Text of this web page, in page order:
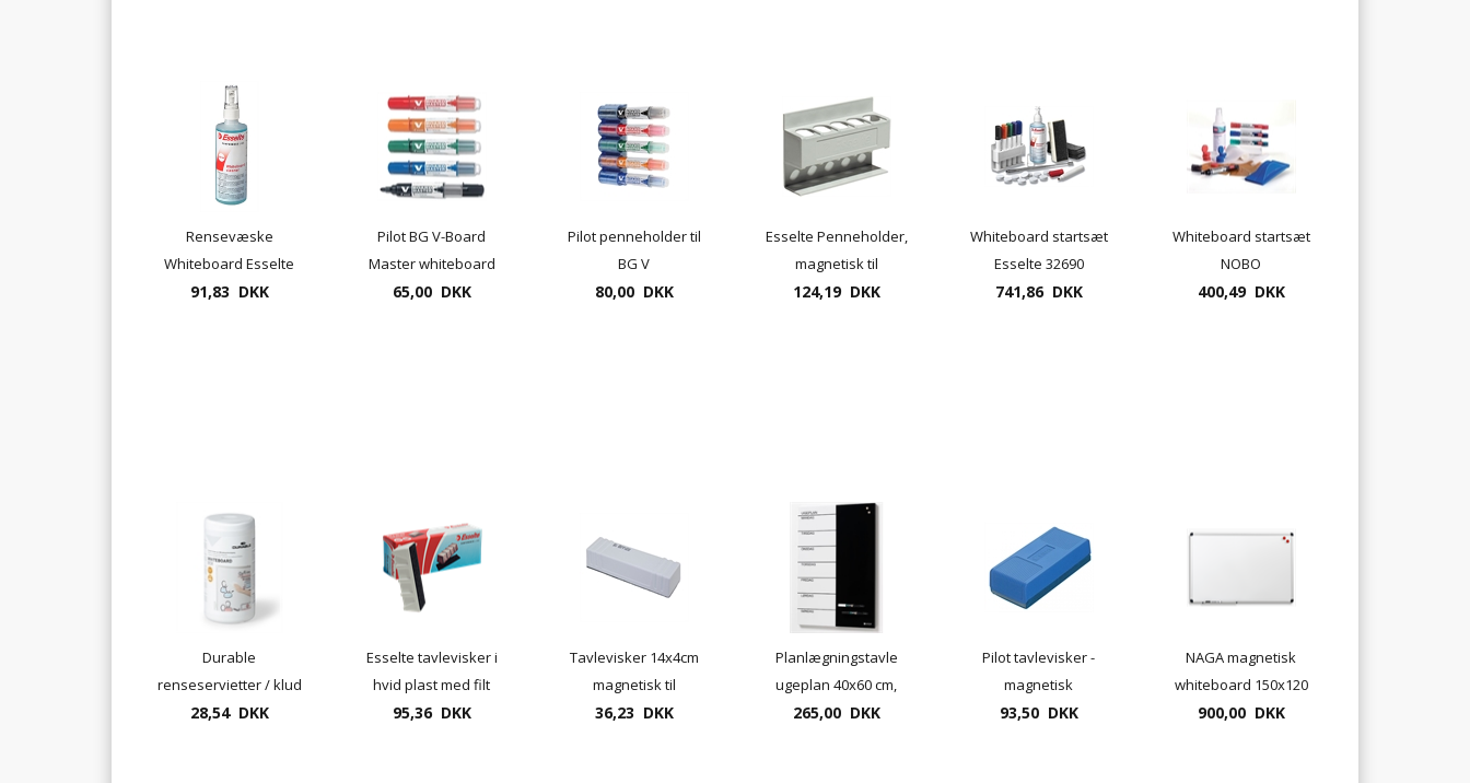
Rensevæske
Whiteboard Esselte
91,83 DKK
Pilot BG V-Board
Master whiteboard
markersæt 5 penne -
65,00 DKK
Pilot penneholder til
BG V
whiteboardmarker 5
80,00 DKK
Esselte Penneholder,
magnetisk til
whiteboard - 5 penne
124,19 DKK
Whiteboard startsæt
Esselte 32690
741,86 DKK
Whiteboard startsæt
NOBO
400,49 DKK
Durable
renseservietter / klud
til whiteboardtavle,
28,54 DKK
Esselte tavlevisker i
hvid plast med filt
(96890)
95,36 DKK
Tavlevisker 14x4cm
magnetisk til
whiteboard
36,23 DKK
Planlægningstavle
ugeplan 40x60 cm,
magnetisk - stål
265,00 DKK
Pilot tavlevisker -
magnetisk
93,50 DKK
NAGA magnetisk
whiteboard 150x120
cm med aluramme
900,00 DKK